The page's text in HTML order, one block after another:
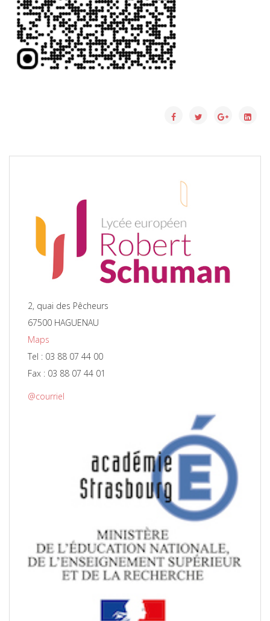
2, quai des Pêcheurs
67500 HAGUENAU
Maps
Tel : 03 88 07 44 00
Fax : 03 88 07 44 01
@courriel